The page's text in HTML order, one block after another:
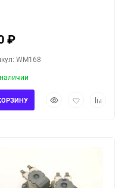
₽
WM168
БыстрыйДобавитьДобавить